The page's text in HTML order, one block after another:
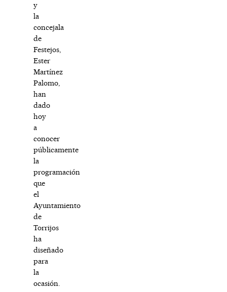
y
la
concejala
de
Festejos,
Ester
Martínez
Palomo,
han
dado
hoy
a
conocer
públicamente
la
programación
que
el
Ayuntamiento
de
Torrijos
ha
diseñado
para
la
ocasión.